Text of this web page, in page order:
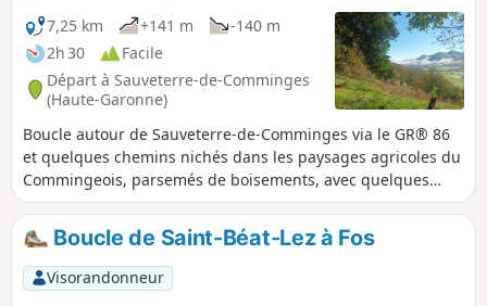
7,25 km
+141 m
-140 m
2h 30
Facile
Départ à Sauveterre-de-Comminges
(Haute-Garonne)
Boucle autour de Sauveterre-de-Comminges via le GR® 86
et quelques chemins nichés dans les paysages agricoles du
Commingeois, parsemés de boisements, avec quelques
ouvertures sur les Pyrénées en fin de parcours.
Boucle de Saint-Béat-Lez à Fos
Visorandonneur